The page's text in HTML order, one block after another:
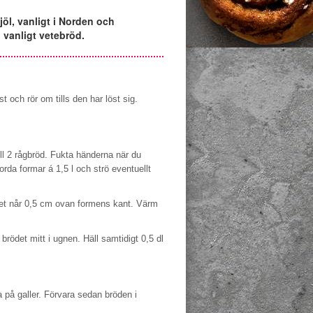
vanligt i Norden och
vanligt vetebröd.
och rör om tills den har löst sig.
2 rågbröd. Fukta händerna när du
formar á 1,5 l och strö eventuellt
når 0,5 cm ovan formens kant. Värm
mitt i ugnen. Häll samtidigt 0,5 dl
galler. Förvara sedan bröden i